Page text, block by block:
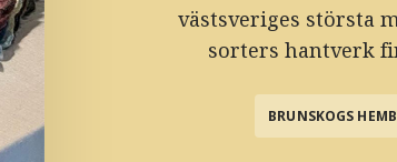
västsveriges största
sorters hantverk
BRUNSKOGS